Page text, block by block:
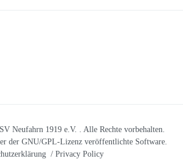
Neufahrn 1919 e.V. . Alle Rechte vorbehalten.
der GNU/GPL-Lizenz veröffentlichte Software.
/ Privacy Policy